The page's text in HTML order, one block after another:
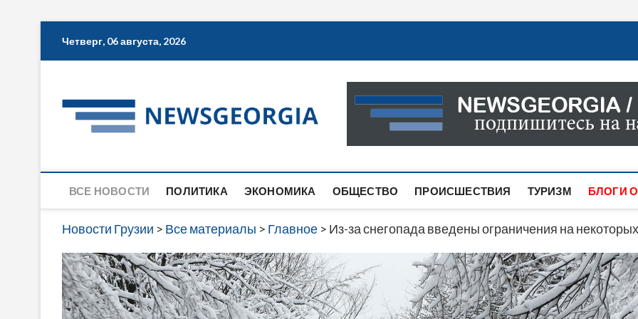
Четверг, 06 августа, 2026
Новости Грузии
САМАЯ АКТУАЛЬНАЯ ИНФОРМАЦИЯ О СОБЫТИЯХ
САЙТЕ ВЫ НАЙДЕТЕ НОВОСТИ ПОЛИТИКИ,
ВСЕ НОВОСТИ ПОЛИТИКА ЭКОНОМИКА ОБЩЕСТВО ПРОИСШЕСТВИЯ ТУРИЗМ БЛОГИ
Новости Грузии > Все материалы > Главное > Из-за снегопада введены ограничения на